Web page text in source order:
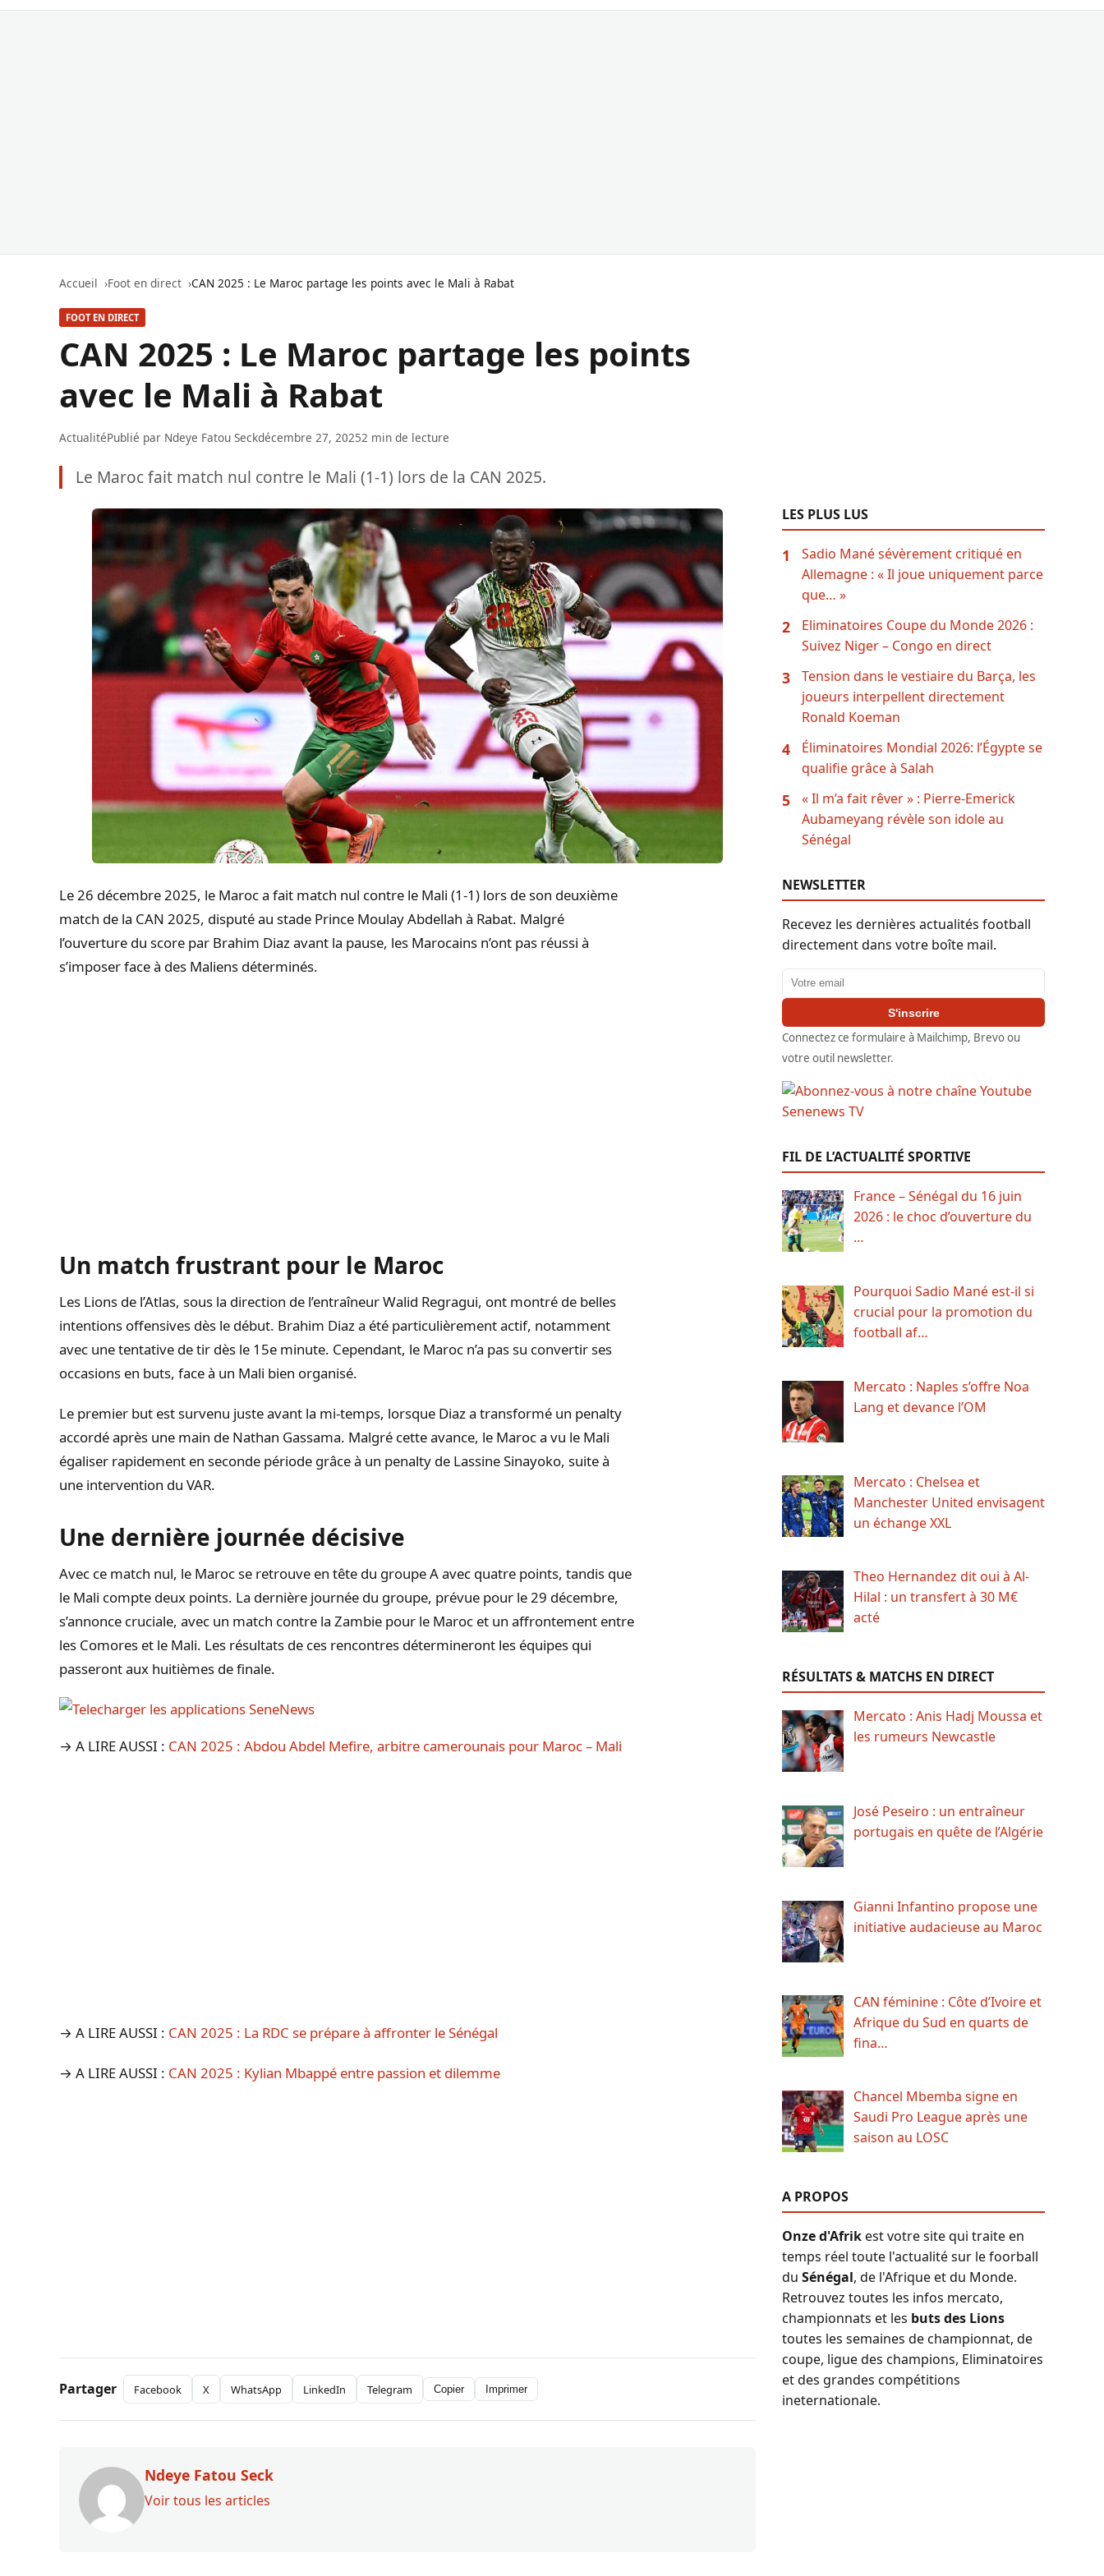
Accueil Foot en direct CAN 2025 : Le Maroc partage les points avec le Mali à Rabat
FOOT EN DIRECT
CAN 2025 : Le Maroc partage les points
avec le Mali à Rabat
ActualitéPublié par Ndeye Fatou Seckdécembre 27, 20252 min de lecture
Le Maroc fait match nul contre le Mali (1-1) lors de la CAN 2025.
Le 26 décembre 2025, le Maroc a fait match nul contre le Mali (1-1) lors de son deuxième
match de la CAN 2025, disputé au stade Prince Moulay Abdellah à Rabat. Malgré
l’ouverture du score par Brahim Diaz avant la pause, les Marocains n’ont pas réussi à
s’imposer face à des Maliens déterminés.
Un match frustrant pour le Maroc
Les Lions de l’Atlas, sous la direction de l’entraîneur Walid Regragui, ont montré de belles
intentions offensives dès le début. Brahim Diaz a été particulièrement actif, notamment
avec une tentative de tir dès le 15e minute. Cependant, le Maroc n’a pas su convertir ses
occasions en buts, face à un Mali bien organisé.
Le premier but est survenu juste avant la mi-temps, lorsque Diaz a transformé un penalty
accordé après une main de Nathan Gassama. Malgré cette avance, le Maroc a vu le Mali
égaliser rapidement en seconde période grâce à un penalty de Lassine Sinayoko, suite à
une intervention du VAR.
Une dernière journée décisive
Avec ce match nul, le Maroc se retrouve en tête du groupe A avec quatre points, tandis que
le Mali compte deux points. La dernière journée du groupe, prévue pour le 29 décembre,
s’annonce cruciale, avec un match contre la Zambie pour le Maroc et un affrontement entre
les Comores et le Mali. Les résultats de ces rencontres détermineront les équipes qui
passeront aux huitièmes de finale.
→ A LIRE AUSSI : CAN 2025 : Abdou Abdel Mefire, arbitre camerounais pour Maroc – Mali
→ A LIRE AUSSI : CAN 2025 : La RDC se prépare à affronter le Sénégal
→ A LIRE AUSSI : CAN 2025 : Kylian Mbappé entre passion et dilemme
Partager Facebook X WhatsApp LinkedIn Telegram Copier Imprimer
Ndeye Fatou Seck
Voir tous les articles
LES PLUS LUS
1
Sadio Mané sévèrement critiqué en
Allemagne : « Il joue uniquement parce
que… »
2
Eliminatoires Coupe du Monde 2026 :
Suivez Niger – Congo en direct
3
Tension dans le vestiaire du Barça, les
joueurs interpellent directement
Ronald Koeman
4
Éliminatoires Mondial 2026: l’Égypte se
qualifie grâce à Salah
5
« Il m’a fait rêver » : Pierre-Emerick
Aubameyang révèle son idole au
Sénégal
NEWSLETTER
Recevez les dernières actualités football
directement dans votre boîte mail.
Adresse email
S'inscrire
Connectez ce formulaire à Mailchimp, Brevo ou
votre outil newsletter.
FIL DE L’ACTUALITÉ SPORTIVE
France – Sénégal du 16 juin
2026 : le choc d’ouverture du
…
Pourquoi Sadio Mané est-il si
crucial pour la promotion du
football af…
Mercato : Naples s’offre Noa
Lang et devance l’OM
Mercato : Chelsea et
Manchester United envisagent
un échange XXL
Theo Hernandez dit oui à Al-
Hilal : un transfert à 30 M€
acté
RÉSULTATS & MATCHS EN DIRECT
Mercato : Anis Hadj Moussa et
les rumeurs Newcastle
José Peseiro : un entraîneur
portugais en quête de l’Algérie
Gianni Infantino propose une
initiative audacieuse au Maroc
CAN féminine : Côte d’Ivoire et
Afrique du Sud en quarts de
fina…
Chancel Mbemba signe en
Saudi Pro League après une
saison au LOSC
A PROPOS
Onze d'Afrikest votre site qui traite en
temps réel toute l'actualité sur le foorball
du Sénégal, de l'Afrique et du Monde.
Retrouvez toutes les infos mercato,
championnats et les buts des Lions
toutes les semaines de championnat, de
coupe, ligue des champions, Eliminatoires
et des grandes compétitions
ineternationale.